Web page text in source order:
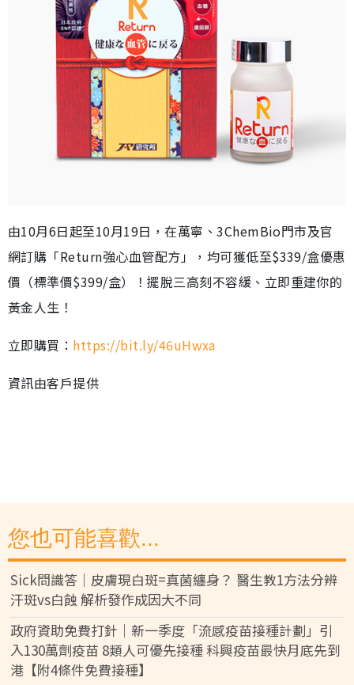
由10月6日起至10月19日，在萬寧、3ChemBio門市及官
網訂購「Return強心血管配方」，均可獲低至$339/盒優惠
價（標準價$399/盒）！擺脫三高刻不容緩、立即重建你的
黃金人生！
立即購買： https://bit.ly/46uHwxa
資訊由客戶提供
您也可能喜歡...
Sick問識答｜皮膚現白斑=真菌纏身？ 醫生教1方法分辨
汗斑vs白蝕 解析發作成因大不同
政府資助免費打針｜新一季度「流感疫苗接種計劃」引
入130萬劑疫苗 8類人可優先接種 科興疫苗最快月底先到
港【附4條件免費接種】